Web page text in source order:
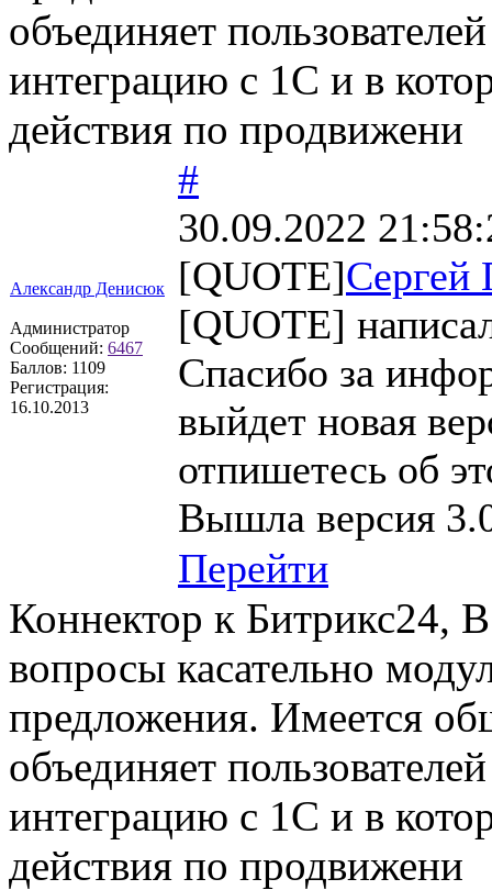
объединяет
интеграцию с 1С и в
действия по продвижени
Александр Денисюк
Администратор
Сообщений: 6467
Баллов: 1109
Регистрация:
16.10.2013
#
30.09.2022
[QUOTE]Сергей
[QUOTE]
Спасибо за
выйдет новая
отпишетесь об
Вышла версия
Перейти
Коннектор к Битрикс24,
вопросы касательно
предложения. Имеется
объединяет
интеграцию с 1С и в
действия по продвижени